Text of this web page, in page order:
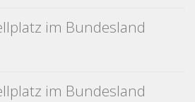
im Bundesland
im Bundesland